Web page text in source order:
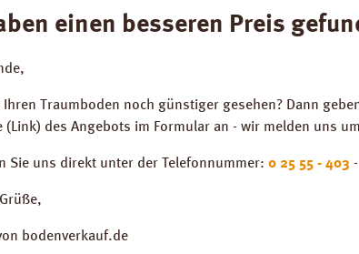
einen besseren Preis
Ihren Traumboden noch günstiger gesehen? Dann
(Link) des Angebots im Formular an - wir melden uns
Sie uns direkt unter der Telefonnummer: 0 25 55 - 403
bodenverkauf.de